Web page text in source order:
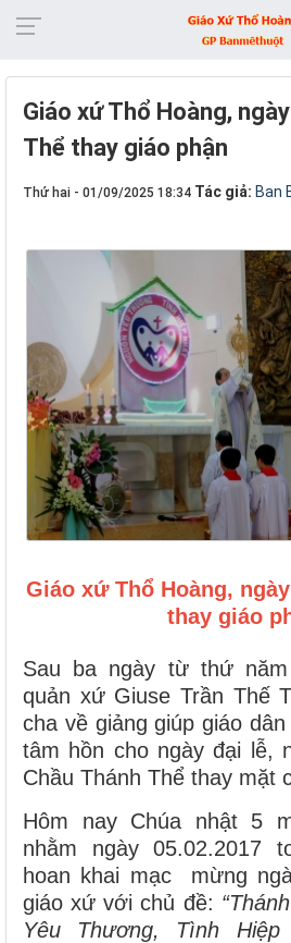
Giáo xứ Thổ Hoàng,
Thể thay giáo phận
Thứ hai - 01/09/2025 18:34 Tác giả: Ban
Giáo xứ Thổ Hoàng,
thay giáo
Sau ba ngày từ thứ
quản xứ Giuse Trần Thế
cha về giảng giúp giáo
tâm hồn cho ngày đại lễ,
Chầu Thánh Thể thay mặt
Hôm nay Chúa nhật 5
nhằm ngày 05.02.2017
hoan khai mạc mừng
giáo xứ với chủ đề:
Yêu Thương, Tình